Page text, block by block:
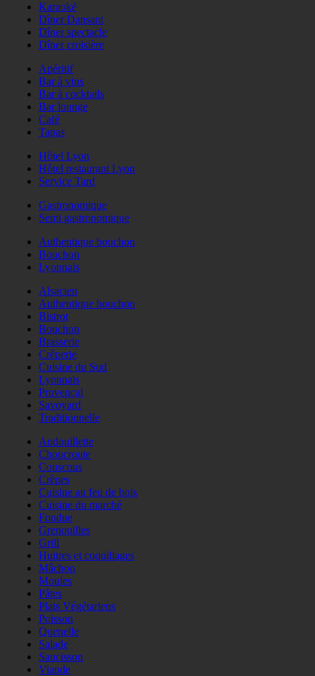
Karaoké
Dîner Dansant
Dîner spectacle
Dîner croisière
Apéritif
Bar à vins
Bar à cocktails
Bar lounge
Café
Tapas
Hôtel Lyon
Hôtel restaurant Lyon
Service Tard
Gastronomique
Semi gastronomique
Authentique bouchon
Bouchon
Lyonnais
Alsacien
Authentique bouchon
Bistrot
Bouchon
Brasserie
Crêperie
Cuisine du Sud
Lyonnais
Provençal
Savoyard
Traditionnelle
Andouillette
Choucroute
Couscous
Crêpes
Cuisine au feu de bois
Cuisine du marché
Fondue
Grenouilles
Grill
Huitres et coquillages
Mâchon
Moules
Pâtes
Plats Végétariens
Poisson
Quenelle
Salade
Saucisson
Viande